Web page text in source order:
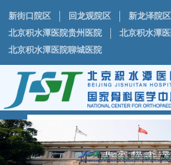
新街口院区 回龙观院区
新龙泽院区
北京积水潭医院贵州医院
北京积水潭
北京积水潭医院聊城医院